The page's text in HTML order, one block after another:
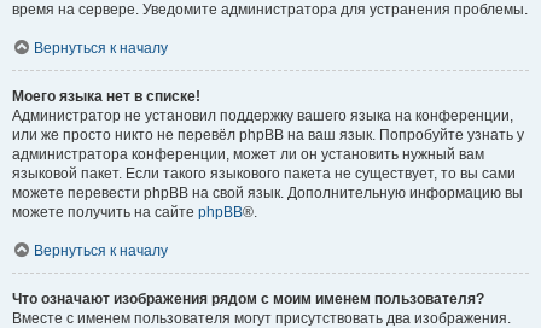
время на сервере. Уведомите администратора для устранения проблемы.
Вернуться к началу
Моего языка нет в списке!
Администратор не установил поддержку вашего языка на конференции,
или же просто никто не перевёл phpBB на ваш язык. Попробуйте узнать у
администратора конференции, может ли он установить нужный вам
языковой пакет. Если такого языкового пакета не существует, то вы сами
можете перевести phpBB на свой язык. Дополнительную информацию вы
можете получить на сайте phpBB®.
Вернуться к началу
Что означают изображения рядом с моим именем пользователя?
Вместе с именем пользователя могут присутствовать два изображения.